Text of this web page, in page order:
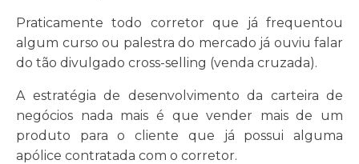
Praticamente todo corretor que já frequentou
algum curso ou palestra do mercado já ouviu falar
do tão divulgado cross-selling (venda cruzada).
A estratégia de desenvolvimento da carteira de
negócios nada mais é que vender mais de um
produto para o cliente que já possui alguma
apólice contratada com o corretor.